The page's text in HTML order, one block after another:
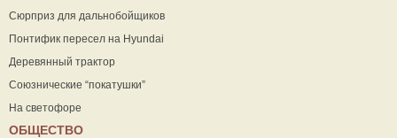
Сюрприз для дальнобойщиков
Понтифик пересел на Hyundai
Деревянный трактор
Союзнические “покатушки”
На светофоре
ОБЩЕСТВО